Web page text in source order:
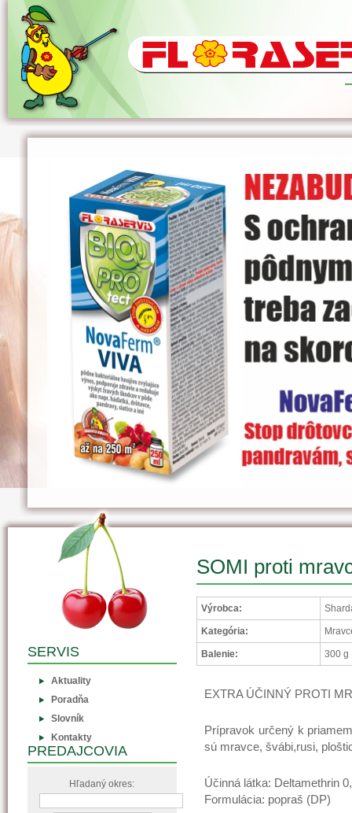
SOMI proti
Výrobca:
Kategória:
Balenie: 300 g
EXTRA ÚČINNÝ PROTI
Prípravok určený k
sú mravce, švábi,rusi,
Účinná látka: Deltamethrin
Formulácia: popraš (DP)
SERVIS
Aktuality
Poradňa
Slovník
Kontakty
PREDAJCOVIA
Hľadaný okres: